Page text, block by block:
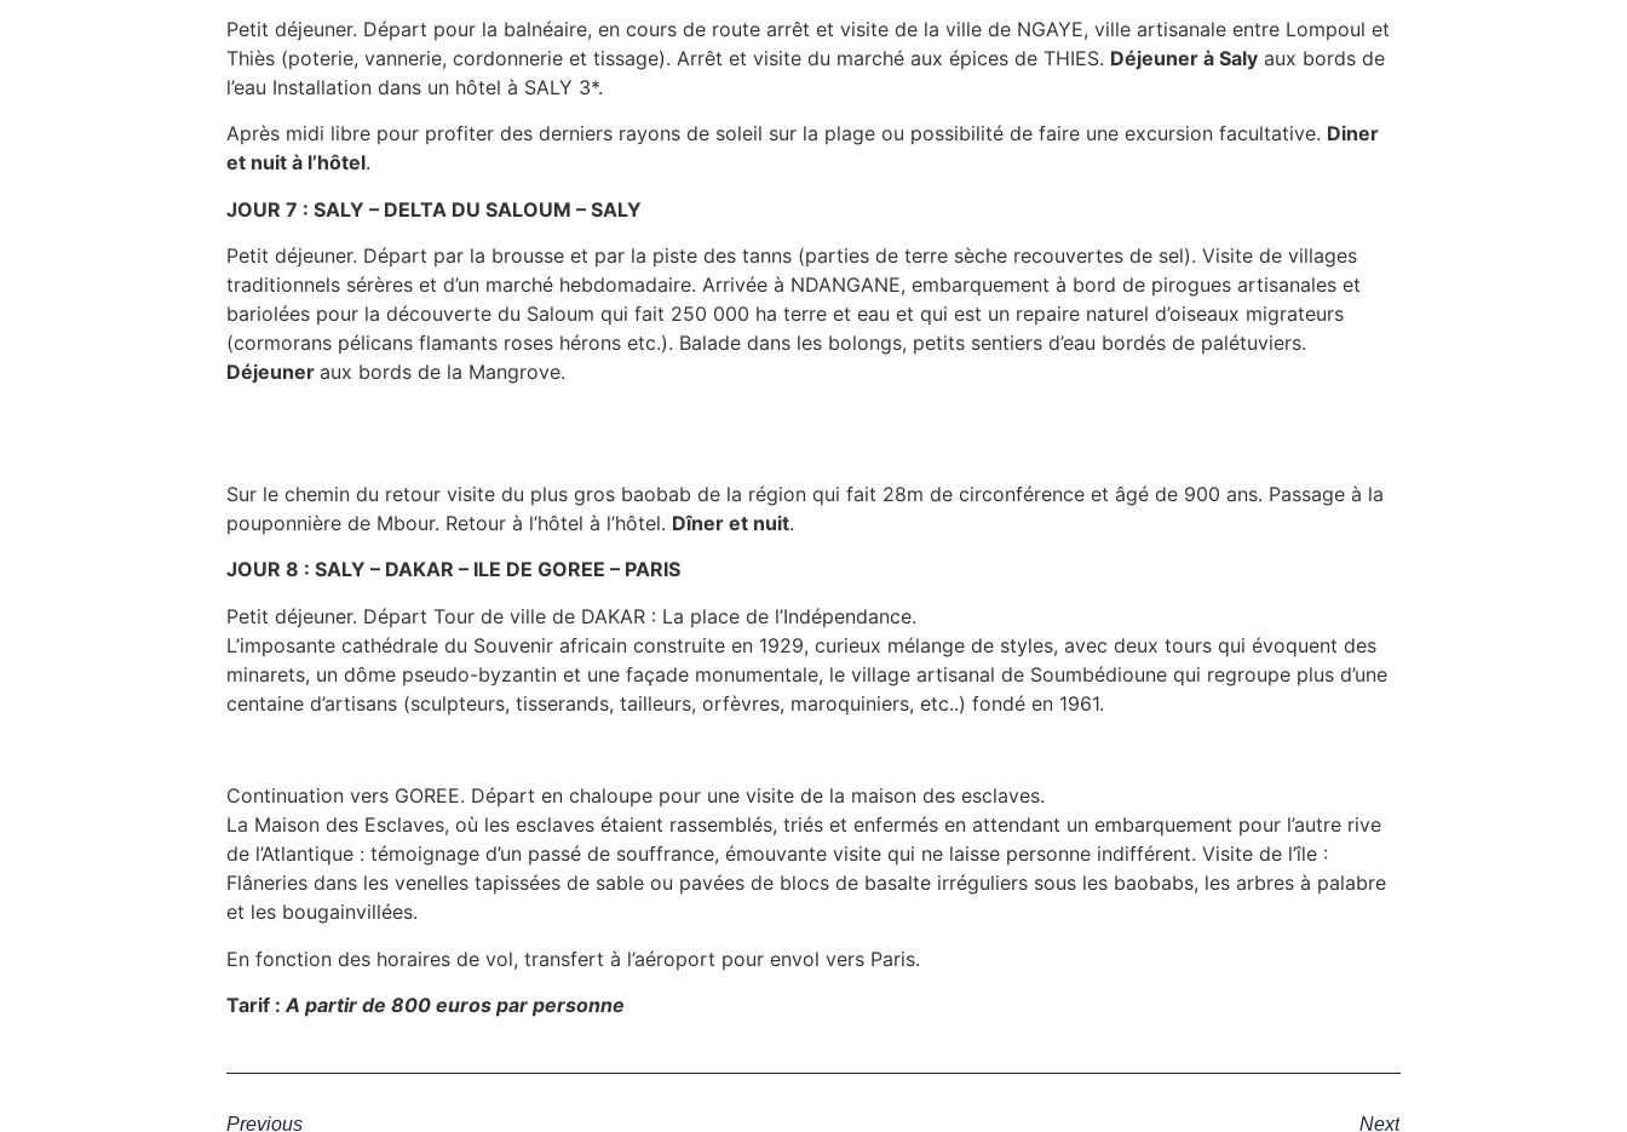
Petit déjeuner. Départ pour la balnéaire, en cours de route arrêt et visite de la ville de NGAYE, ville artisanale entre Lompoul et
Thiès (poterie, vannerie, cordonnerie et tissage). Arrêt et visite du marché aux épices de THIES. Déjeuner à Saly aux bords de
l’eau Installation dans un hôtel à SALY 3*.
Après midi libre pour profiter des derniers rayons de soleil sur la plage ou possibilité de faire une excursion facultative. Diner
et nuit à l’hôtel.
JOUR 7 : SALY – DELTA DU SALOUM – SALY
Petit déjeuner. Départ par la brousse et par la piste des tanns (parties de terre sèche recouvertes de sel). Visite de villages
traditionnels sérères et d’un marché hebdomadaire. Arrivée à NDANGANE, embarquement à bord de pirogues artisanales et
bariolées pour la découverte du Saloum qui fait 250 000 ha terre et eau et qui est un repaire naturel d’oiseaux migrateurs
(cormorans pélicans flamants roses hérons etc.). Balade dans les bolongs, petits sentiers d’eau bordés de palétuviers.
Déjeuner aux bords de la Mangrove.
Sur le chemin du retour visite du plus gros baobab de la région qui fait 28m de circonférence et âgé de 900 ans. Passage à la
pouponnière de Mbour. Retour à l’hôtel à l’hôtel. Dîner et nuit.
JOUR 8 : SALY – DAKAR – ILE DE GOREE – PARIS
Petit déjeuner. Départ Tour de ville de DAKAR : La place de l’Indépendance.
L’imposante cathédrale du Souvenir africain construite en 1929, curieux mélange de styles, avec deux tours qui évoquent des
minarets, un dôme pseudo-byzantin et une façade monumentale, le village artisanal de Soumbédioune qui regroupe plus d’une
centaine d’artisans (sculpteurs, tisserands, tailleurs, orfèvres, maroquiniers, etc..) fondé en 1961.
Continuation vers GOREE. Départ en chaloupe pour une visite de la maison des esclaves.
La Maison des Esclaves, où les esclaves étaient rassemblés, triés et enfermés en attendant un embarquement pour l’autre rive
de l’Atlantique : témoignage d’un passé de souffrance, émouvante visite qui ne laisse personne indifférent. Visite de l’île :
Flâneries dans les venelles tapissées de sable ou pavées de blocs de basalte irréguliers sous les baobabs, les arbres à palabre
et les bougainvillées.
En fonction des horaires de vol, transfert à l’aéroport pour envol vers Paris.
Tarif : A partir de 800 euros par personne
Previous
Next